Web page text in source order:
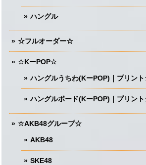
ハングル
☆フルオーダー☆
☆KーPOP☆
ハングルうちわ(KーPOP)｜プリン
ハングルボード(KーPOP)｜プリン
☆AKB48グループ☆
AKB48
SKE48